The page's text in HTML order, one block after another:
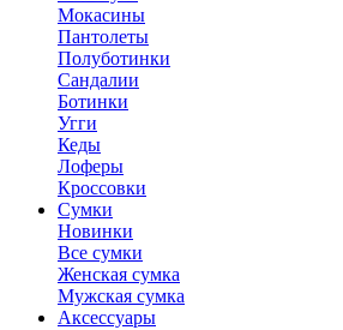
Мокасины
Пантолеты
Полуботинки
Сандалии
Ботинки
Угги
Кеды
Лоферы
Кроссовки
Сумки
Новинки
Все сумки
Женская сумка
Мужская сумка
Аксессуары